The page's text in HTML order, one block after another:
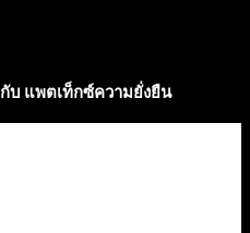
กับ แพตเท็กซ์ความยั่งยืน